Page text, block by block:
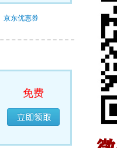
京东优惠券
免费
已经领完